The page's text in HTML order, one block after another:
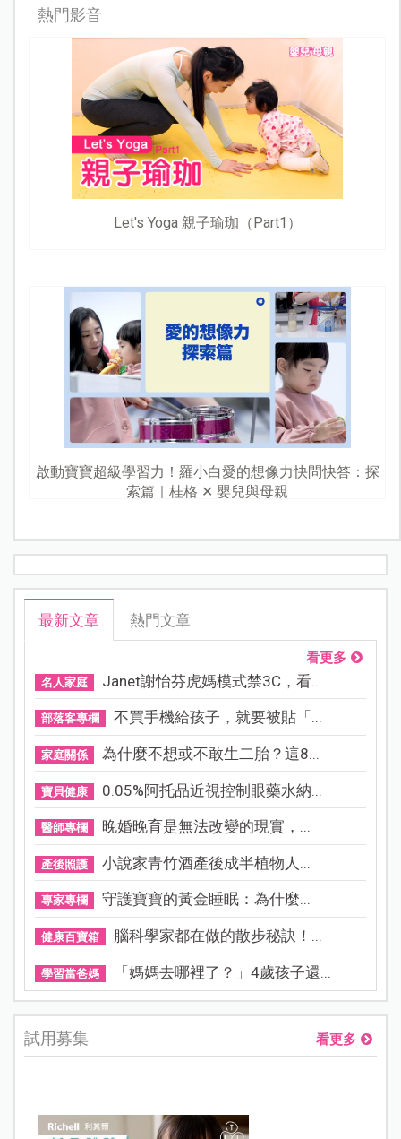
熱門影音
Let's Yoga 親子瑜珈（Part1）
啟動寶寶超級學習力！羅小白愛的想像力快問快答：探
索篇｜桂格 ✕ 嬰兒與母親
最新文章 熱門文章
看更多
名人家庭 Janet謝怡芬虎媽模式禁3C，看...
部落客專欄 不買手機給孩子，就要被貼「...
家庭關係 為什麼不想或不敢生二胎？這8...
寶貝健康 0.05%阿托品近視控制眼藥水納...
醫師專欄 晚婚晚育是無法改變的現實，...
產後照護 小說家青竹酒產後成半植物人...
專家專欄 守護寶寶的黃金睡眠：為什麼...
健康百寶箱 腦科學家都在做的散步秘訣！...
學習當爸媽 「媽媽去哪裡了？」4歲孩子還...
試用募集 看更多